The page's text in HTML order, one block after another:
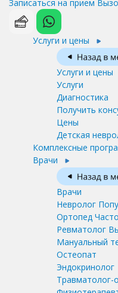
Записаться на прием
Услуги и цены
Услуги и цены
Услуги
Диагностика
Получить
Цены
Детская
Комплексные
Врачи
Врачи
Невролог
Ортопед
Ревматолог
Мануальный
Остеопат
Эндокринолог
Травматолог-